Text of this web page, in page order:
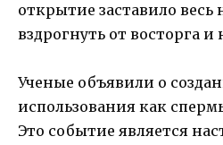
открытие заставило
вздрогнуть от восторга и
Ученые объявили о
использования как
Это событие является